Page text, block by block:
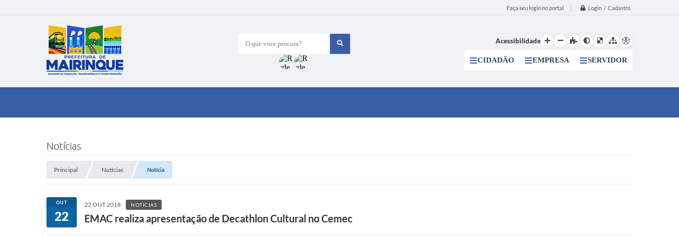
Faça seu login no portal Login / Cadastro
O que voce procura? Acessibilidade
CIDADÃO EMPRESA SERVIDOR
Notícias
Principal Notícias Notícia
OUT
22
22 OUT 2018 NOTÍCIAS
EMAC realiza apresentação de Decathlon Cultural no Cemec